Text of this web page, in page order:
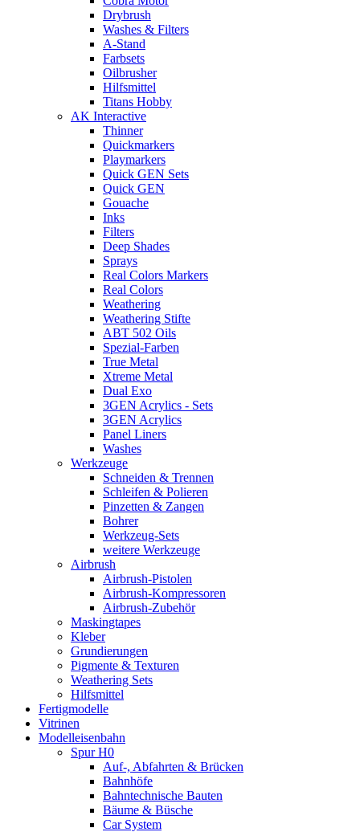
Drybrush
Washes & Filters
A-Stand
Farbsets
Oilbrusher
Hilfsmittel
Titans Hobby
AK Interactive
Thinner
Quickmarkers
Playmarkers
Quick GEN Sets
Quick GEN
Gouache
Inks
Filters
Deep Shades
Sprays
Real Colors Markers
Real Colors
Weathering
Weathering Stifte
ABT 502 Oils
Spezial-Farben
True Metal
Xtreme Metal
Dual Exo
3GEN Acrylics - Sets
3GEN Acrylics
Panel Liners
Washes
Werkzeuge
Schneiden & Trennen
Schleifen & Polieren
Pinzetten & Zangen
Bohrer
Werkzeug-Sets
weitere Werkzeuge
Airbrush
Airbrush-Pistolen
Airbrush-Kompressoren
Airbrush-Zubehör
Maskingtapes
Kleber
Grundierungen
Pigmente & Texturen
Weathering Sets
Hilfsmittel
Fertigmodelle
Vitrinen
Modelleisenbahn
Spur H0
Auf-, Abfahrten & Brücken
Bahnhöfe
Bahntechnische Bauten
Bäume & Büsche
Car System